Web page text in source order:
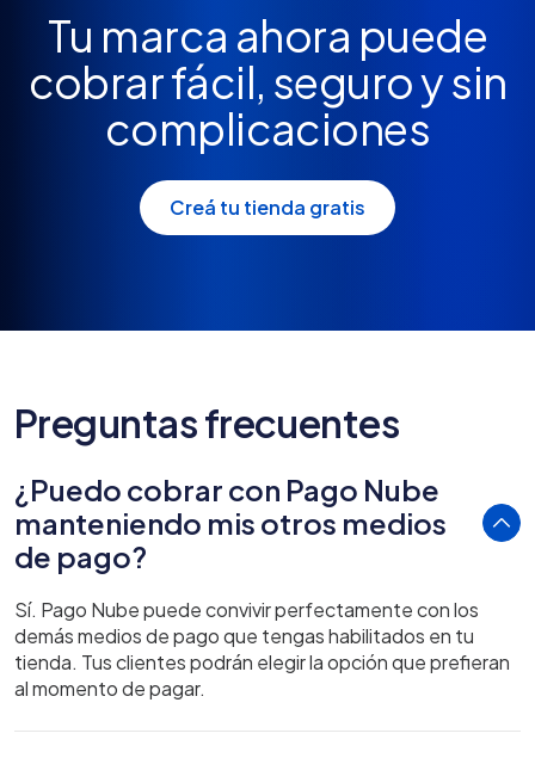
Tu marca ahora puede
cobrar fácil, seguro y sin
complicaciones
Creá tu tienda gratis
Preguntas frecuentes
¿Puedo cobrar con Pago Nube
manteniendo mis otros medios
de pago?
Sí. Pago Nube puede convivir perfectamente con los
demás medios de pago que tengas habilitados en tu
tienda. Tus clientes podrán elegir la opción que prefieran
al momento de pagar.